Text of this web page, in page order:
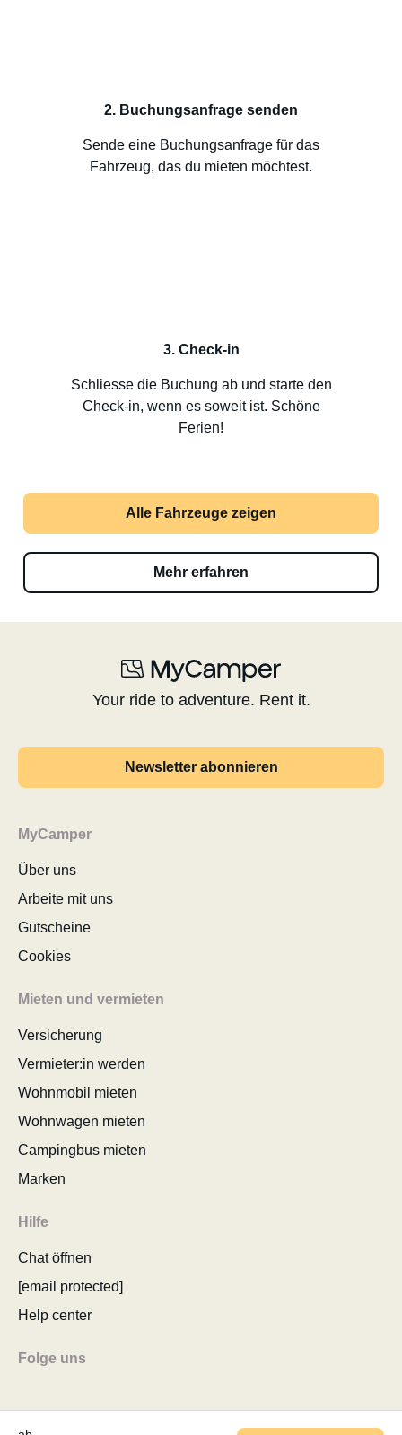
2. Buchungsanfrage senden
Sende eine Buchungsanfrage für das
Fahrzeug, das du mieten möchtest.
3. Check-in
Schliesse die Buchung ab und starte den
Check-in, wenn es soweit ist. Schöne
Ferien!
Alle Fahrzeuge zeigen
Mehr erfahren
Your ride to adventure. Rent it.
Newsletter abonnieren
MyCamper
Über uns
Arbeite mit uns
Gutscheine
Cookies
Mieten und vermieten
Versicherung
Vermieter:in werden
Wohnmobil mieten
Wohnwagen mieten
Campingbus mieten
Marken
Hilfe
Chat öffnen
[email protected]
Help center
Folge uns